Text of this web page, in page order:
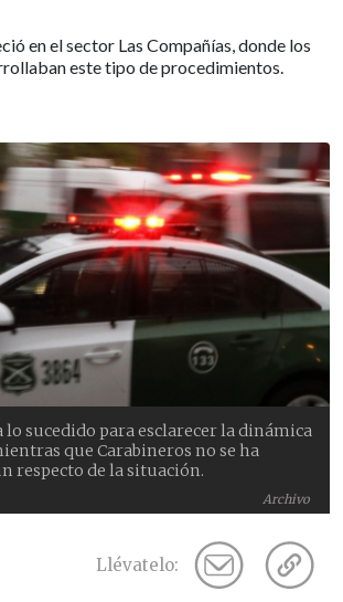
en el sector Las Compañías, donde los
este tipo de procedimientos.
Archivo
lo sucedido para esclarecer la dinámica
que Carabineros no se ha
respecto de la situación.
Llévatelo: